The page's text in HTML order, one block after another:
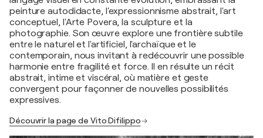
peinture autodidacte, l'expressionnisme abstrait, l'art
conceptuel, l'Arte Povera, la sculpture et la
photographie. Son œuvre explore une frontière subtile
entre le naturel et l'artificiel, l'archaïque et le
contemporain, nous invitant à redécouvrir une possible
harmonie entre fragilité et force. Il en résulte un récit
abstrait, intime et viscéral, où matière et geste
convergent pour façonner de nouvelles possibilités
expressives.
Découvrir la page de Vito Difilippo